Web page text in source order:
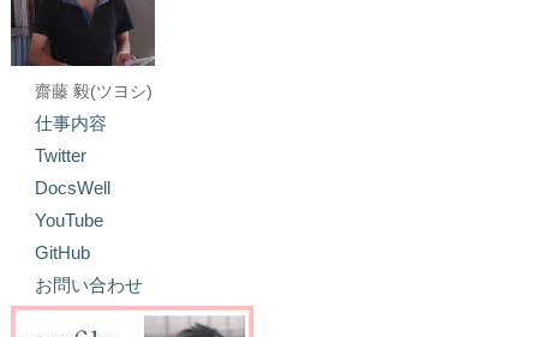
齋藤 毅(ツヨシ)
仕事内容
Twitter
DocsWell
YouTube
GitHub
お問い合わせ